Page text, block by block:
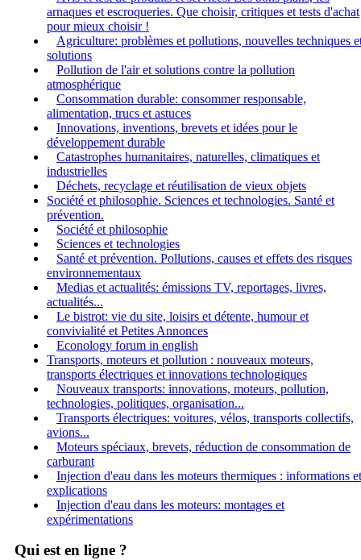
arnaques et escroqueries. Que choisir, critiques et tests d'achat
pour mieux choisir !
Agriculture: problèmes et pollutions, nouvelles techniques
solutions
Pollution de l'air et solutions contre la pollution
atmosphérique
Consommation durable: consommer responsable,
alimentation, trucs et astuces
Innovations, inventions, brevets et idées pour le
développement durable
Catastrophes humanitaires, naturelles, climatiques et
industrielles
Déchets, recyclage et réutilisation de vieux objets
Société et philosophie. Sciences et technologies. Santé et
prévention.
Société et philosophie
Sciences et technologies
Santé et prévention. Pollutions, causes et effets des risques
environnementaux
Medias et actualités: émissions TV, reportages, livres,
actualités...
Le bistrot: vie du site, loisirs et détente, humour et
convivialité et Petites Annonces
Econology forum in english
Transports, moteurs et pollution : nouveaux moteurs,
transports électriques et innovations technologiques
Nouveaux transports: innovations, moteurs, pollution,
technologies, politiques, organisation...
Transports électriques: voitures, vélos, transports collectifs,
avions...
Moteurs spéciaux, brevets, réduction de consommation de
carburant
Injection d'eau dans les moteurs thermiques : informations et
explications
Injection d'eau dans les moteurs: montages et
expérimentations
Qui est en ligne ?